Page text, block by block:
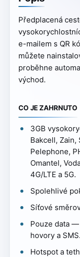
Předplacená
e-mailem s QR
můžete
proběhne
východ.
CO JE ZAHRNUTO
3GB
Bakcell, Zain,
Pelephone,
Omantel,
4G/LTE a 5G.
Spolehlivé
Síťové
Pouze data —
hovory a SMS.
Hotspot a